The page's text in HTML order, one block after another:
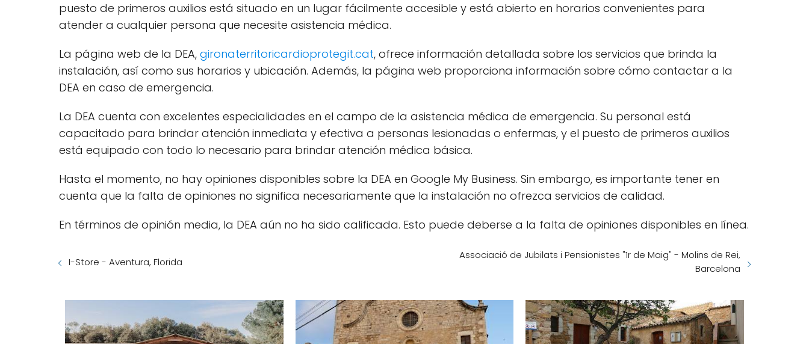
puesto de primeros auxilios está situado en un lugar fácilmente accesible y está abierto en horarios convenientes para
atender a cualquier persona que necesite asistencia médica.
La página web de la DEA, gironaterritoricardioprotegit.cat, ofrece información detallada sobre los servicios que brinda la
instalación, así como sus horarios y ubicación. Además, la página web proporciona información sobre cómo contactar a la
DEA en caso de emergencia.
La DEA cuenta con excelentes especialidades en el campo de la asistencia médica de emergencia. Su personal está
capacitado para brindar atención inmediata y efectiva a personas lesionadas o enfermas, y el puesto de primeros auxilios
está equipado con todo lo necesario para brindar atención médica básica.
Hasta el momento, no hay opiniones disponibles sobre la DEA en Google My Business. Sin embargo, es importante tener en
cuenta que la falta de opiniones no significa necesariamente que la instalación no ofrezca servicios de calidad.
En términos de opinión media, la DEA aún no ha sido calificada. Esto puede deberse a la falta de opiniones disponibles en línea.
I-Store - Aventura, Florida
Associació de Jubilats i Pensionistes "1r de Maig" - Molins de Rei,
Barcelona